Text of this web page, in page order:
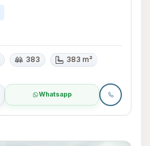
383 383 m²
Whatsapp